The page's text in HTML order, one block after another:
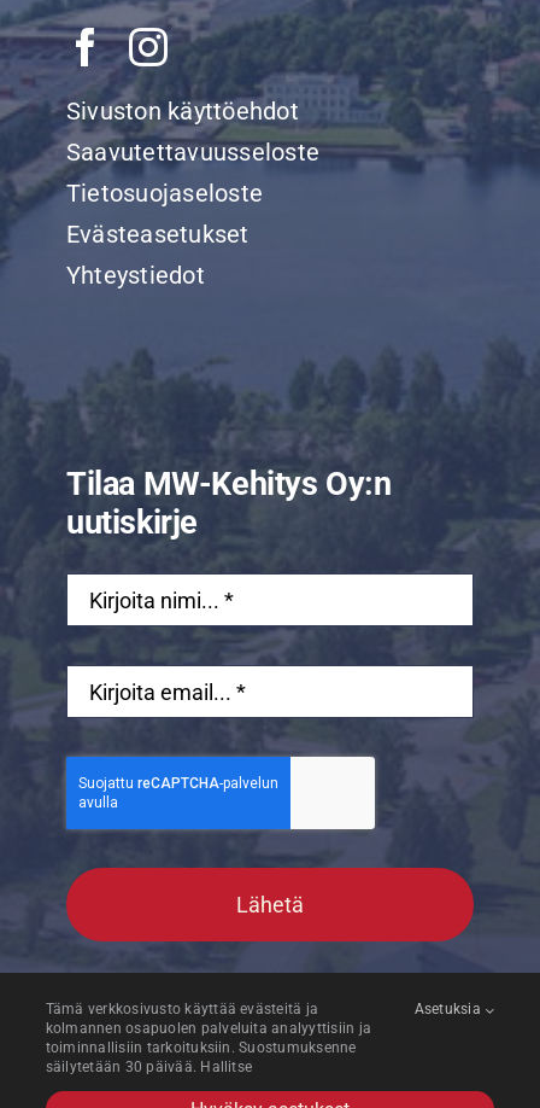
Sivuston käyttöehdot
Saavutettavuusseloste
Tietosuojaseloste
Evästeasetukset
Yhteystiedot
Tilaa MW-Kehitys Oy:n
uutiskirje
Lähetä
Tämä verkkosivusto käyttää evästeitä ja
kolmannen osapuolen palveluita analyyttisiin ja
toiminnallisiin tarkoituksiin. Suostumuksenne
säilytetään 30 päivää. Hallitse
Asetuksia